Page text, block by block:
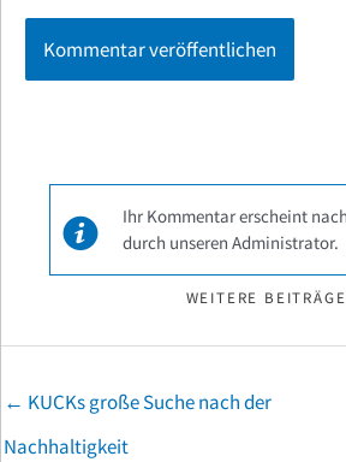
Ihr Kommentar erscheint
durch unseren Administrator.
WEITERE
Posts
navigation
← KUCKs große Suche nach der
Nachhaltigkeit